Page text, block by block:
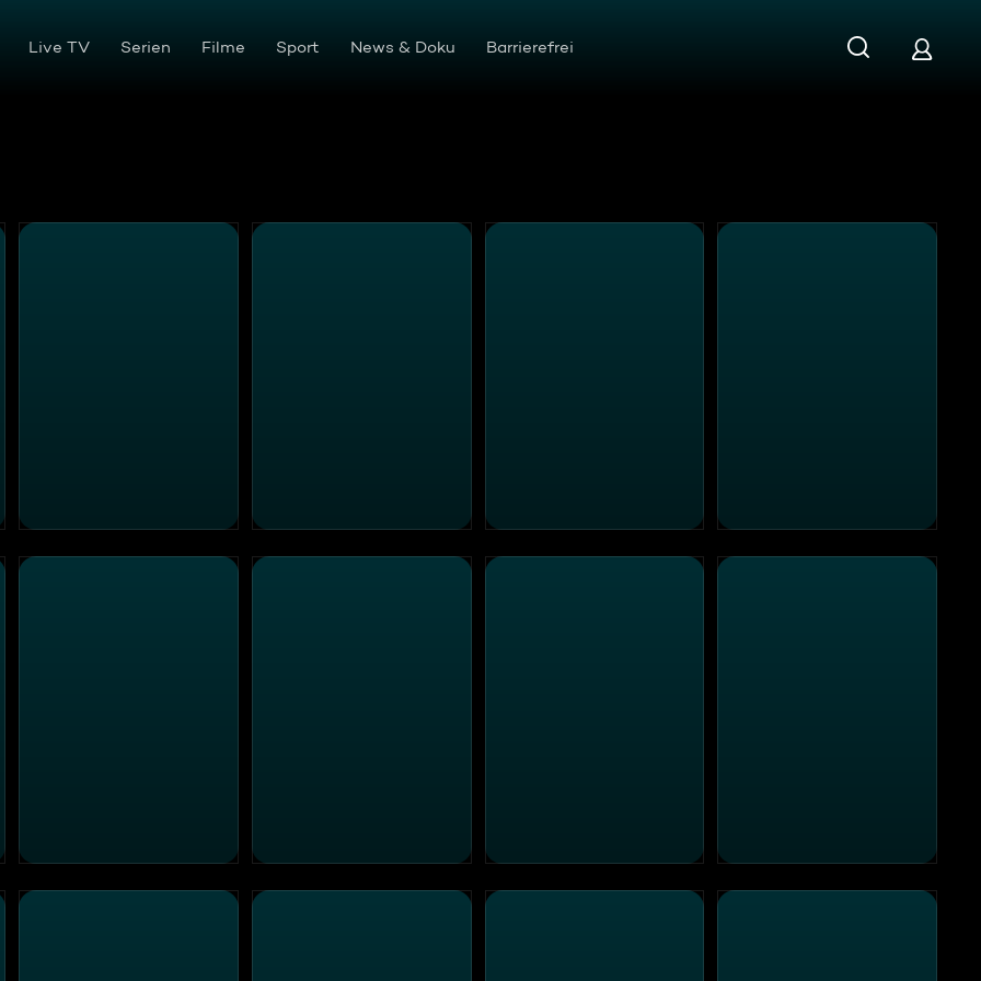
Live TV Serien Filme Sport News & Doku Barrierefrei
Der Schuh des Manitu - Extra Large
Smokin' Aces Wie werde ich ihn los - in 10 Tagen
Freelance
Kung Fu Panda 4 Forrest Gump Johnny English - Man lebt nur dreimalIch - Einfach unverbesserlich 3
All Inclusive The Morning After - Zweisam im StauAlvin und die Chipmunks - Der Kinofilm
Jasmins Hochzeit